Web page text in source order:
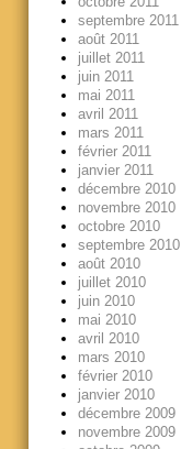
septembre 2011
août 2011
juillet 2011
juin 2011
mai 2011
avril 2011
mars 2011
février 2011
janvier 2011
décembre 2010
novembre 2010
octobre 2010
septembre 2010
août 2010
juillet 2010
juin 2010
mai 2010
avril 2010
mars 2010
février 2010
janvier 2010
décembre 2009
novembre 2009